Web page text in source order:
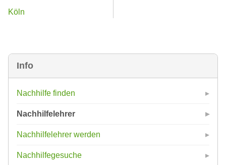
Info
Nachhilfe finden
Nachhilfelehrer
Nachhilfelehrer werden
Nachhilfegesuche
Köln